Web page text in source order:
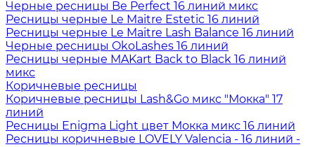
Черные ресницы Be Perfect 16 линий микс
Ресницы черные Le Maitre Estetic 16 линий
Ресницы черные Le Maitre Lash Balance 16 линий
Черные ресницы OkoLashes 16 линий
Ресницы черные MAKart Back to Black 16 линий
микс
Коричневые ресницы
Коричневые ресницы Lash&Go микс "Мокка" 17
линий
Ресницы Enigma Light цвет Мокка микс 16 линий
Ресницы коричневые LOVELY Valencia - 16 линий -